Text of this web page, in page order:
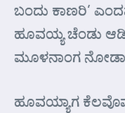
ಬಂದು ಕಾಣರಿ’
ಹೂವಯ್ಯ ಚೆಂಡು
ಮೂಳನಾಂಗ ನೋಡಾಕ
ಹೂವಯ್ಯಾಗ